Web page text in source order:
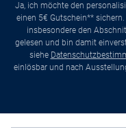
Ja, ich möchte den
einen 5€ Gutschein**
insbesondere den
gelesen und bin damit
siehe
einlösbar und nach